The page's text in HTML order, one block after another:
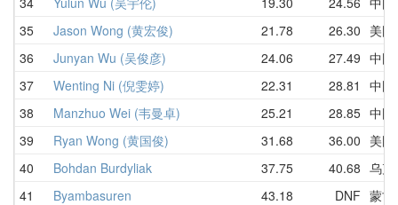
35
Jason Wong (黄宏俊) 21.78 26.30 美国
36
Junyan Wu (吴俊彦) 24.06 27.49 中国
37
Wenting Ni (倪雯婷) 22.31 28.81
中国
38
Manzhuo Wei (韦曼卓) 25.21 28.85 中国
39
Ryan Wong (黄国俊) 31.68 36.00 美国
40
Bohdan Burdyliak 37.75 40.68 乌克
41
Byambasuren 43.18 DNF 蒙古